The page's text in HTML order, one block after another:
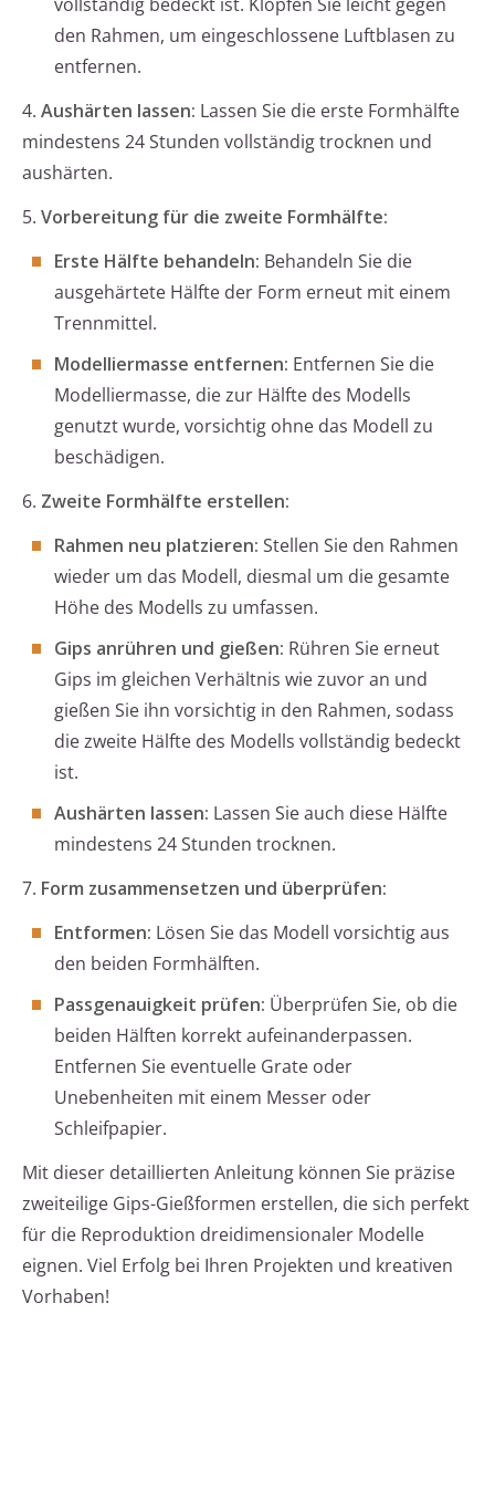
den Rahmen, um eingeschlossene Luftblasen zu
entfernen.
4. Aushärten lassen: Lassen Sie die erste Formhälfte
mindestens 24 Stunden vollständig trocknen und
aushärten.
5. Vorbereitung für die zweite Formhälfte:
Erste Hälfte behandeln: Behandeln Sie die
ausgehärtete Hälfte der Form erneut mit einem
Trennmittel.
Modelliermasse entfernen: Entfernen Sie die
Modelliermasse, die zur Hälfte des Modells
genutzt wurde, vorsichtig ohne das Modell zu
beschädigen.
6. Zweite Formhälfte erstellen:
Rahmen neu platzieren: Stellen Sie den Rahmen
wieder um das Modell, diesmal um die gesamte
Höhe des Modells zu umfassen.
Gips anrühren und gießen: Rühren Sie erneut
Gips im gleichen Verhältnis wie zuvor an und
gießen Sie ihn vorsichtig in den Rahmen, sodass
die zweite Hälfte des Modells vollständig bedeckt
ist.
Aushärten lassen: Lassen Sie auch diese Hälfte
mindestens 24 Stunden trocknen.
7. Form zusammensetzen und überprüfen:
Entformen: Lösen Sie das Modell vorsichtig aus
den beiden Formhälften.
Passgenauigkeit prüfen: Überprüfen Sie, ob die
beiden Hälften korrekt aufeinanderpassen.
Entfernen Sie eventuelle Grate oder
Unebenheiten mit einem Messer oder
Schleifpapier.
Mit dieser detaillierten Anleitung können Sie präzise
zweiteilige Gips-Gießformen erstellen, die sich perfekt
für die Reproduktion dreidimensionaler Modelle
eignen. Viel Erfolg bei Ihren Projekten und kreativen
Vorhaben!